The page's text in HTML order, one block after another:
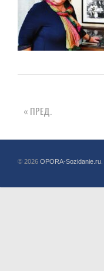
« ПРЕД.
© 2026 OPORA-Sozidanie.ru